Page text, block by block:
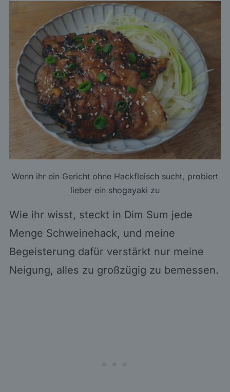
Wenn ihr ein Gericht ohne Hackfleisch sucht, probiert
lieber ein shogayaki zu
Wie ihr wisst, steckt in Dim Sum jede
Menge Schweinehack, und meine
Begeisterung dafür verstärkt nur meine
Neigung, alles zu großzügig zu bemessen.